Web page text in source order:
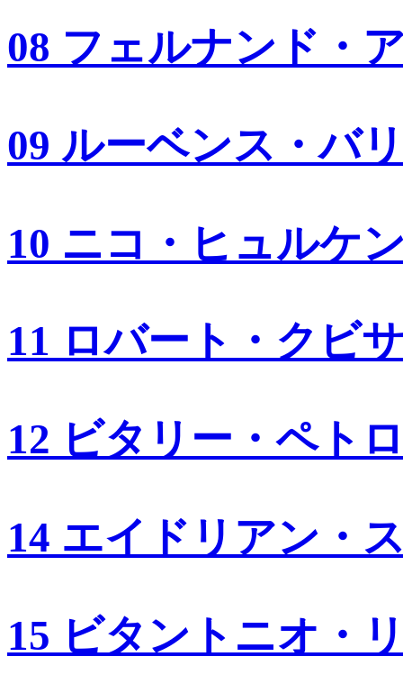
08 フェルナンド・
09 ルーベンス・バ
10 ニコ・ヒュルケ
11 ロバート・クビ
12 ビタリー・ペト
14 エイドリアン・
15 ビタントニオ・